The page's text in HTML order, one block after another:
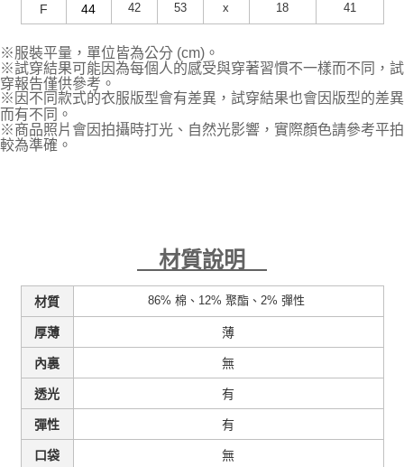
F 44 42 53 x 18 41
※服裝平量，單位皆為公分 (cm)。
※試穿結果可能因為每個人的感受與穿著習慣不一樣而不同，試
穿報告僅供參考。
※因不同款式的衣服版型會有差異，試穿結果也會因版型的差異
而有不同。
※商品照片會因拍攝時打光、自然光影響，實際顏色請參考平拍
較為準確。
材質說明
材質 86% 棉、12% 聚酯、2% 彈性
厚薄 薄
內裏 無
透光 有
彈性 有
口袋 無